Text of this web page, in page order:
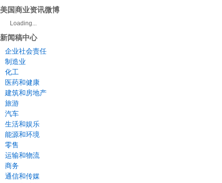
美国商业资讯微博
Loading...
新闻稿中心
企业社会责任
制造业
化工
医药和健康
建筑和房地产
旅游
汽车
生活和娱乐
能源和环境
零售
运输和物流
商务
通信和传媒